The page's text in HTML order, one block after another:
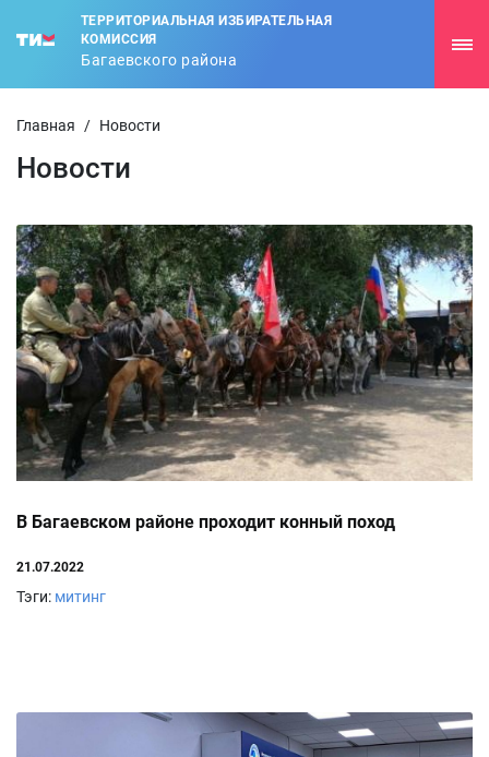
ТЕРРИТОРИАЛЬНАЯ ИЗБИРАТЕЛЬНАЯ
КОМИССИЯ
Багаевского района
Главная / Новости
Новости
В Багаевском районе проходит конный поход
21.07.2022
Тэги: митинг